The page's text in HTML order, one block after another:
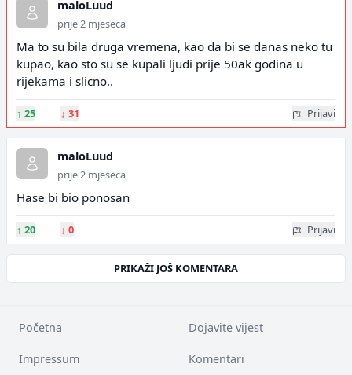
maloLuud
prije 2 mjeseca
Ma to su bila druga vremena, kao da bi se danas neko tu
kupao, kao sto su se kupali ljudi prije 50ak godina u
rijekama i slicno..
↑ 25 ↓ 31 Prijavi
maloLuud
prije 2 mjeseca
Hase bi bio ponosan
↑ 20 ↓ 0 Prijavi
PRIKAŽI JOŠ KOMENTARA
Početna Dojavite vijest
Impressum Komentari